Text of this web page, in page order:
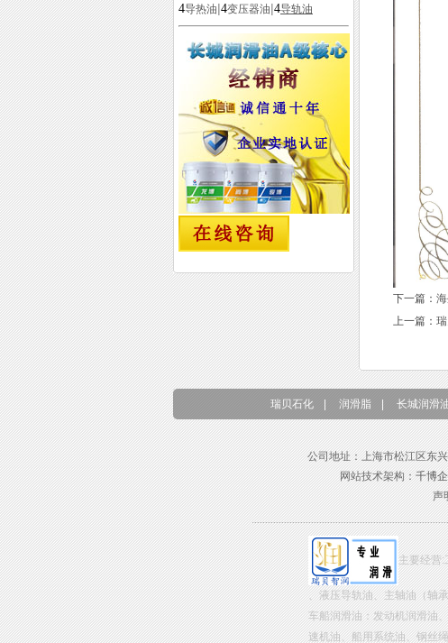
4导热油|4变压器油|4导轨油
下一篇：
上一篇：
瑞贝石化 润滑脂 长城润滑
公司地址：上海市松江区东
网站技术架构：千博
声
主要经营:
、液压导轨油、主轴油（轴
车船润滑油：发动机润滑油
速机油、船用系统油、钢丝